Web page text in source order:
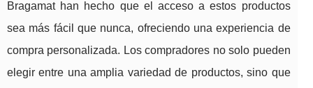
Bragamat han hecho que el acceso a estos productos
sea más fácil que nunca, ofreciendo una experiencia de
compra personalizada. Los compradores no solo pueden
elegir entre una amplia variedad de productos, sino que